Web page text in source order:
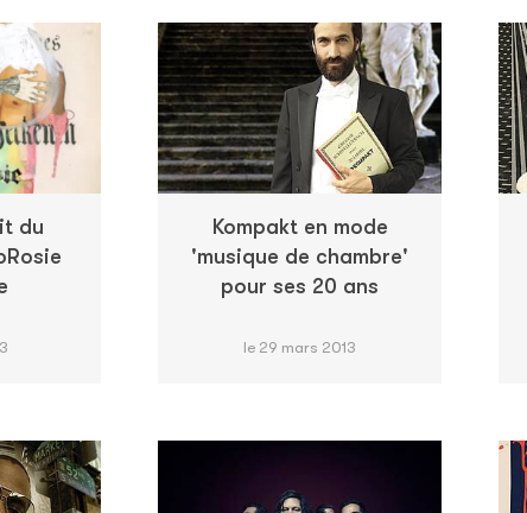
du
Kompakt en mode
'musique de chambre'
pour ses 20 ans
le 29 mars 2013